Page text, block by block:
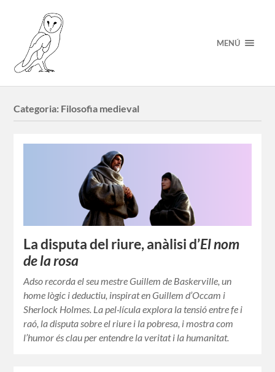
MENÚ
Categoria: Filosofia medieval
La disputa del riure, anàlisi d’El nom
de la rosa
Adso recorda el seu mestre Guillem de Baskerville, un
home lògic i deductiu, inspirat en Guillem d’Occam i
Sherlock Holmes. La pel·lícula explora la tensió entre fe i
raó, la disputa sobre el riure i la pobresa, i mostra com
l’humor és clau per entendre la veritat i la humanitat.